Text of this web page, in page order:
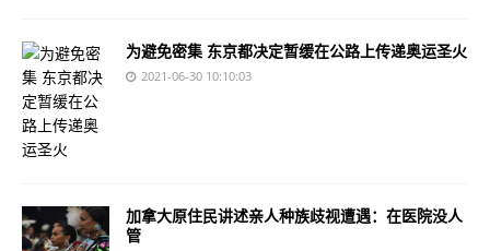
为避免密集 东京都决定暂缓在公路上传递奥运圣火
2021-06-30 10:10:03
加拿大原住民讲述亲人种族歧视遭遇：在医院没人
管